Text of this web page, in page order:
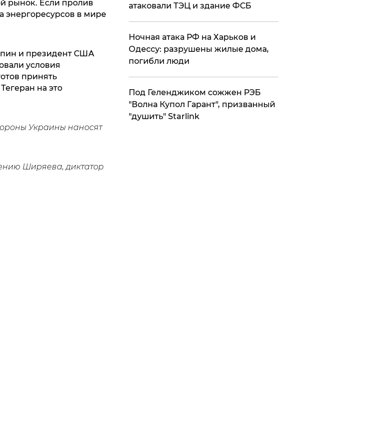
рынок. Если пролив
энергоресурсов в мире
и президент США
условия
принять
на это
Украины наносят
Ширяева, диктатор
атаковали ТЭЦ и здание ФСБ
​Ночная атака РФ на Харьков и
Одессу: разрушены жилые дома,
погибли люди
Под Геленджиком сожжен РЭБ
"Волна Купол Гарант", призванный
"душить" Starlink